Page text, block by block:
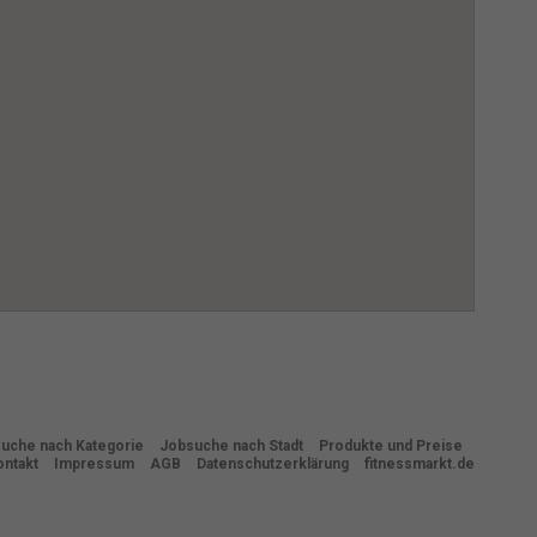
nach Kategorie Jobsuche nach Stadt
Produkte und Preise
Impressum AGB Datenschutzerklärung fitnessmarkt.de